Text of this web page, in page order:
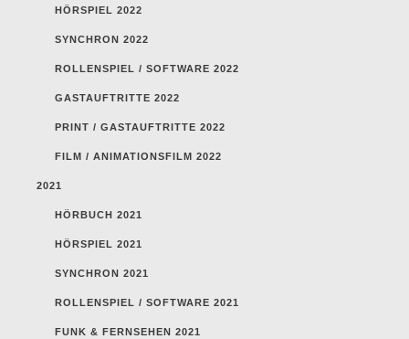
HÖRSPIEL 2022
SYNCHRON 2022
ROLLENSPIEL / SOFTWARE 2022
GASTAUFTRITTE 2022
PRINT / GASTAUFTRITTE 2022
FILM / ANIMATIONSFILM 2022
2021
HÖRBUCH 2021
HÖRSPIEL 2021
SYNCHRON 2021
ROLLENSPIEL / SOFTWARE 2021
FUNK & FERNSEHEN 2021